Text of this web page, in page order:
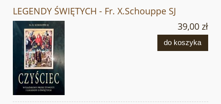
LEGENDY ŚWIĘTYCH - Fr. X.Schouppe SJ
39,00 zł
do koszyka